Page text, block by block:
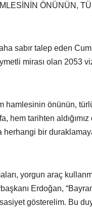
ÖNÜNÜN,
sabır talep eden
mirası olan 2053
hamlesinin önünün,
hem tarihten
herhangi bir
yorgun araç
Erdoğan,
gösterelim. Bu